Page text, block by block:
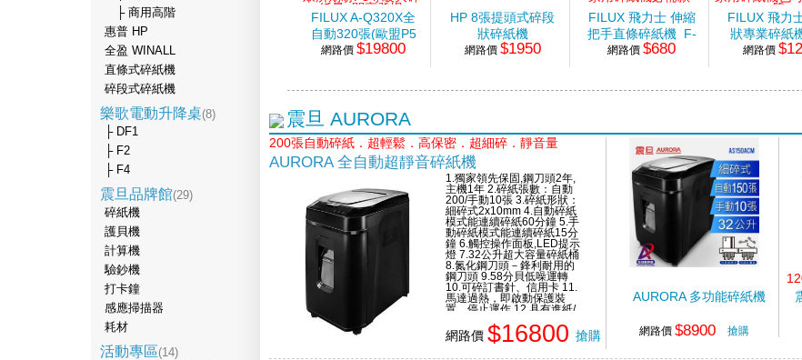
├ 商用高階
惠普 HP
全盈 WINALL
直條式碎紙機
碎段式碎紙機
樂歌電動升降桌(8)
├ DF1
├ F2
├ F4
震旦品牌館(29)
碎紙機
護貝機
計算機
驗鈔機
打卡鐘
感應掃描器
耗材
活動專區(14)
紙量~閃亮登場
FILUX A-Q320X全
自動320張(歐盟P5
等級)
網路價$19800
HP 8張提頭式碎段
狀碎紙機
網路價 $1950
FILUX 飛力士 伸縮
把手直條碎紙機_F-
680SB
網路價$680
質
FILUX 飛力
狀專業碎紙
70S
網路價
震旦 AURORA
200張自動碎紙．超輕鬆．高保密．超細碎．靜音量
AURORA 全自動超靜音碎紙機
1.獨家領先保固,鋼刀頭2年,
主機1年 2.碎紙張數：自動
200/手動10張 3.碎紙形狀：
細碎式2x10mm 4.自動碎紙
模式能連續碎紙60分鐘 5.手
動碎紙模式能連續碎紙15分
鐘 6.觸控操作面板,LED提示
燈 7.32公升超大容量碎紙桶
8.氮化鋼刀頭－鋒利耐用的
鋼刀頭 9.58分貝低噪運轉
10.可碎訂書針、信用卡 11.
馬達過熱，即啟動保護裝
置，停止運作 12.具有進紙/
構設計 14.碎紙桶如與機頭
分離，停止運作 15.抽屜式
網路價 $16800 搶購
AURORA 多功能碎紙機
網路價 $8900 搶購